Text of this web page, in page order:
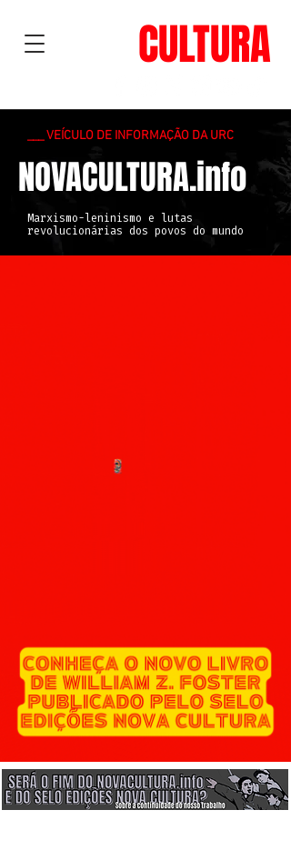
CULTURA
___ VEÍCULO DE INFORMAÇÃO DA URC
NOVACULTURA.info
Marxismo-leninismo e lutas
revolucionárias dos povos do mundo